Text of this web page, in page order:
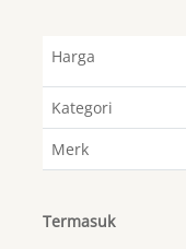
Harga
Kategori
Merk
Termasuk